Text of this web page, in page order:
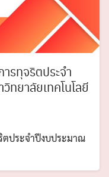
รทุจริตประจำ
ยาลัยเทคโนโลยี
ตประจำปีงบประมาณ